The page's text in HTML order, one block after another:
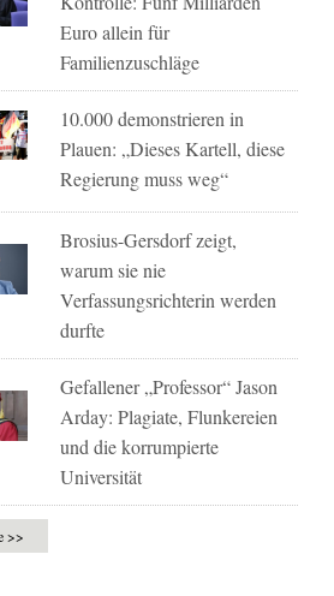
Euro allein für
Familienzuschläge
10.000 demonstrieren in
Plauen: „Dieses Kartell, diese
Regierung muss weg“
Brosius-Gersdorf zeigt,
warum sie nie
Verfassungsrichterin werden
durfte
Gefallener „Professor“ Jason
Arday: Plagiate, Flunkereien
und die korrumpierte
Universität
>>